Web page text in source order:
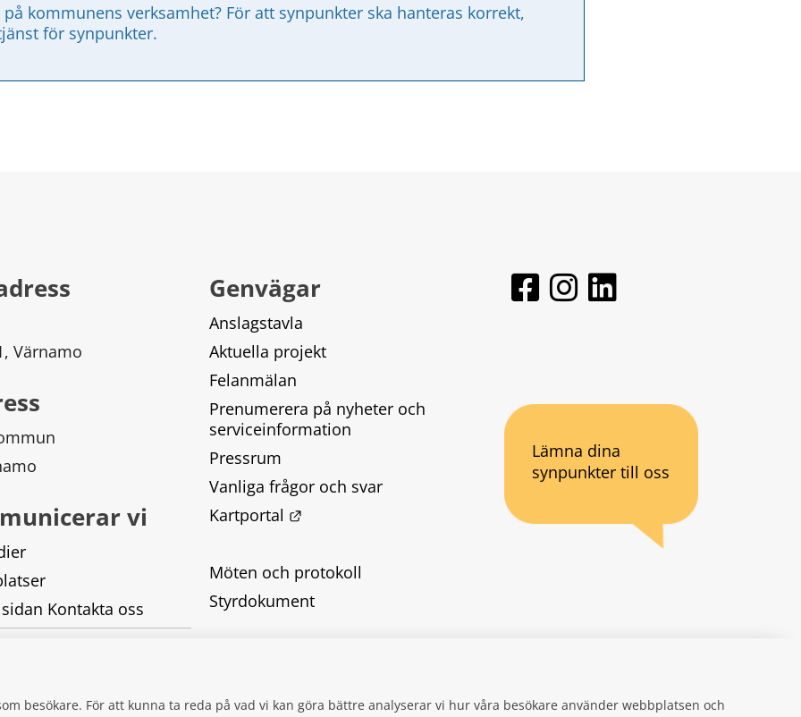
besökare. För att kunna ta reda på vad vi kan göra bättre analyserar vi hur våra besökare använder webbplatsen och
kommunens verksamhet? För att synpunkter ska hanteras korrekt,
för synpunkter.
Värnamo
vi
Kontakta oss
Genvägar
Anslagstavla
Aktuella projekt
Felanmälan
Prenumerera på nyheter och
serviceinformation
Pressrum
Vanliga frågor och svar
Kartportal
Möten och protokoll
Styrdokument
Lämna dina
synpunkter till oss